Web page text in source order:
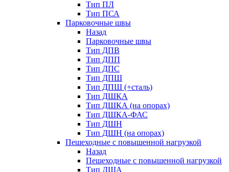
Тип ПЛ
Тип ПСА
Парковочные швы
Назад
Парковочные швы
Тип ДПВ
Тип ДПП
Тип ДПС
Тип ДПШ
Тип ДПШ (+сталь)
Тип ДШКА
Тип ДШКА (на опорах)
Тип ДШКА-ФАС
Тип ДШН
Тип ДШН (на опорах)
Пешеходные с повышенной нагрузкой
Назад
Пешеходные с повышенной нагрузкой
Тип ДША